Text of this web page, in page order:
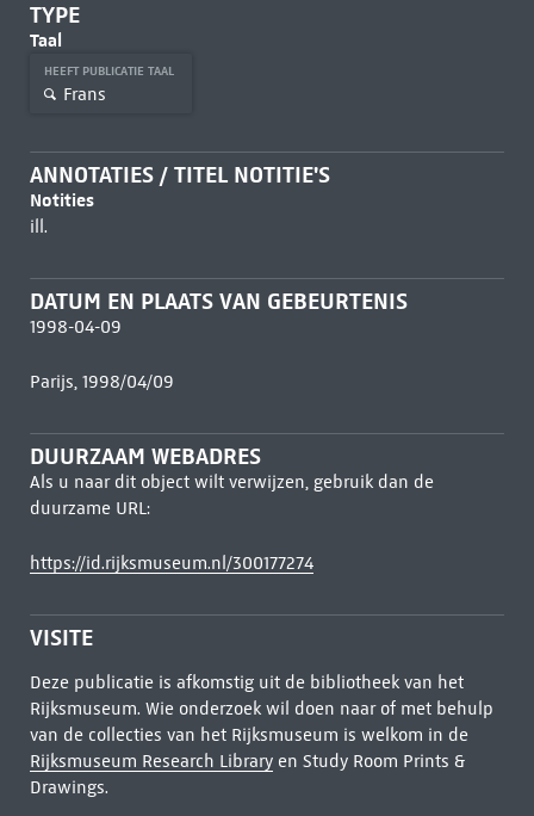
TYPE
Taal
HEEFT PUBLICATIE TAAL
Frans
ANNOTATIES / TITEL NOTITIE'S
Notities
ill.
DATUM EN PLAATS VAN GEBEURTENIS
1998-04-09
Parijs, 1998/04/09
DUURZAAM WEBADRES
Als u naar dit object wilt verwijzen, gebruik dan de
duurzame URL:
https://id.rijksmuseum.nl/300177274
VISITE
Deze publicatie is afkomstig uit de bibliotheek van het
Rijksmuseum. Wie onderzoek wil doen naar of met behulp
van de collecties van het Rijksmuseum is welkom in de
Rijksmuseum Research Libraryen Study Room Prints &
Drawings.